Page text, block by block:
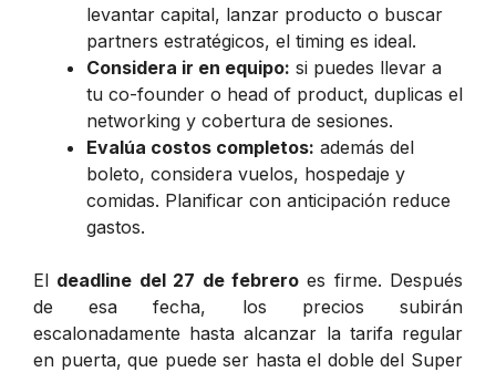
levantar capital, lanzar producto o buscar
partners estratégicos, el timing es ideal.
Considera ir en equipo: si puedes llevar a
tu co-founder o head of product, duplicas el
networking y cobertura de sesiones.
Evalúa costos completos: además del
boleto, considera vuelos, hospedaje y
comidas. Planificar con anticipación reduce
gastos.
El deadline del 27 de febreroes firme. Después
de esa fecha, los precios subirán
escalonadamente hasta alcanzar la tarifa regular
en puerta, que puede ser hasta el doble del Super